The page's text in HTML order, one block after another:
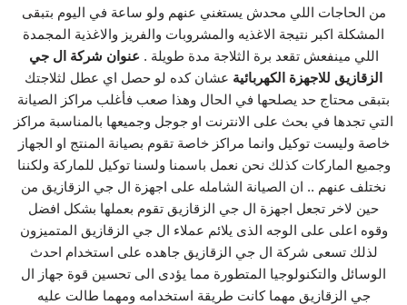
من الحاجات اللي محدش يستغني عنهم ولو ساعة في اليوم بتبقى
المشكلة اكبر نتيجة الاغذيه والمشروبات والفريز والاغذية المجمدة
اللي مينفعش تقعد برة الثلاجة مدة طويلة . عنوان شركة ال جي
الزقازيق للاجهزة الكهربائية عشان كده لو حصل اي عطل لثلاجتك
بتبقى محتاج حد يصلحها في الحال وهذا صعب فأغلب مراكز الصيانة
التي تجدها في بحث على الانترنت او جوجل وجميعها بالمناسبة مراكز
خاصة وليست توكيل وانما مراكز خاصة تقوم بصيانة المنتج او الجهاز
وجميع الماركات كذلك نحن نعمل باسمنا ولسنا توكيل للماركة ولكننا
نختلف عنهم .. ان الصيانة الشامله على اجهزة ال جي الزقازيق من
حين لاخر تجعل اجهزة ال جي الزقازيق تقوم بعملها بشكل افضل
وقوه اعلى على الوجه الذى يلائم عملاء ال جي الزقازيق المتميزون
لذلك تسعى شركة ال جي الزقازيق جاهده على استخدام احدث
الوسائل والتكنولوجيا المتطورة مما يؤدى الى تحسين قوة جهاز ال
جي الزقازيق مهما كانت طريقة استخدامه ومهما طالت عليه